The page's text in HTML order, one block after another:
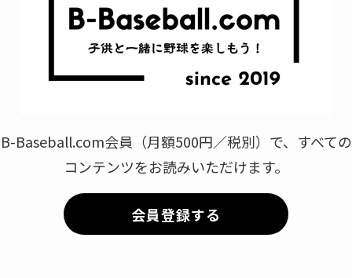
B-Baseball.com会員（月額500円／税別）で、すべての
コンテンツをお読みいただけます。
会員登録する